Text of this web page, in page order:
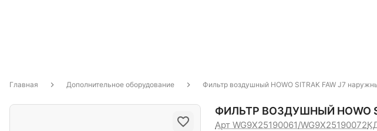
Главная Дополнительное оборудование Фильтр воздушный HOWO SITRAK FAW J7
ФИЛЬТР ВОЗДУШНЫЙ HOWO
Арт WG9X25190061/WG9X25190072